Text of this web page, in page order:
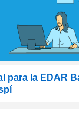
para la EDAR